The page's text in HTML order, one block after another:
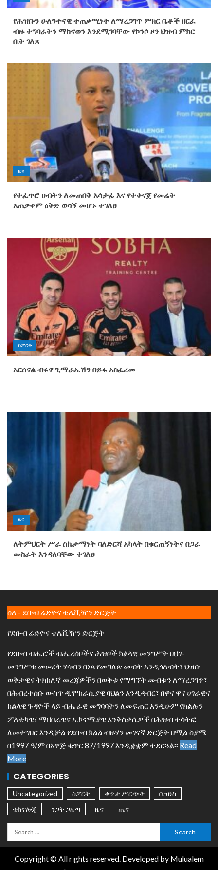
የሕዝቡን ሁለንተናዊ ተጠቃሚነት ለማረጋገጥ ምክር ቤቶች ዘርፈ
ብዙ ተግባራትን ማከናወን እንደሚገባቸው የኮንሶ ዞን ህዝብ ምክር
ቤት ገለጸ
ዜና
የተፈጥሮ ሀብትን ለመጠበቅ አሳታፊ እና የተቀናጀ የመሬት
አጠቃቀም ዕቅድ ወሳኝ መሆኑ ተገለፀ
ስፖርት
አርሰናል ብሩኖ ጊማራኤሽን በይፋ አስፈረመ
ዜና
ለትምህርት ሥራ ስኬታማነት ባለድርሻ አካላት በቁርጠኝነትና በጋራ
መስራት እንዳለባቸው ተገለፀ
ስለ - ደቡብ ሬድዮና ቴሌቪዥን ድርጅት
የደቡብ ሬድዮና ቴሌቪዥን ድርጅት
የደቡብ ብሔሮች ብሔረሰቦችና ሕዝቦች ክልላዊ መንግሥት በህገ-
መንግሥቱ መሠረት ሃሳብን በነጻ የመግለጽ መብት እንዲጎለብት፣ ህዝቡ
ወቅታዊና ትክክለኛ መረጃዎችን በወቅቱ የማግኘት መብቱን ለማረጋገጥ፣
በሕብረተሰቡ ውስጥ ዲሞክራሲያዊ ባህልን እንዲዳብር፣ በዋና ዋና ሀገራዊና
ክልላዊ ጉዳዮች ላይ ብሔራዊ መግባባትን ለመፍጠር እንዲሁም የክልሉን
ፖለቲካዊ፣ ማህበራዊና ኢኮኖሚያዊ እንቅስቃሴዎች በሕዝብ ተሳትፎ
ለመተግበር እንዲቻል የደቡብ ክልል ብዙሃን መገናኛ ድርጅት በሚል ስያሜ
በ1997 ዓ/ም በአዋጅ ቁጥር 87/1997 እንዲቋቋም ተደርጓል፡፡ Read
More
CATEGORIES
Uncategorized ስፖርት ቀጥታ ሥርጭት
ቢዝነስ
ቴክኖሎጂ
ንጋት ጋዜጣ ዜና ጤና
Copyright © All rights reserved. Developed by Mulualem